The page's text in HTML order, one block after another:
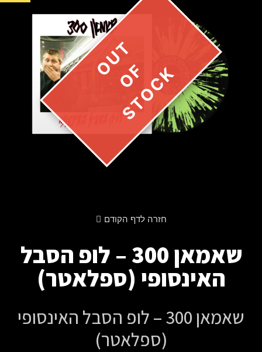
חזרה לדף הקודם
שאמאן 300 – לופ הסבל
האינסופי (ספלאטר)
שאמאן 300 – לופ הסבל האינסופי
(ספלאטר)